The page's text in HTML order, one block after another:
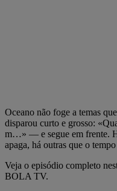
Oceano não foge a temas
disparou curto e grosso:
m…» — e segue em frente.
apaga, há outras que o
Veja o episódio completo
BOLA TV.